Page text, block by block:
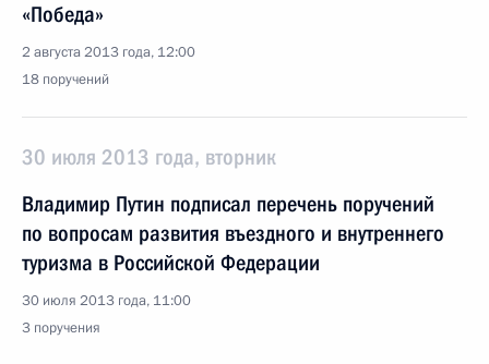
«Победа»
2 августа 2013 года, 12:00
18 поручений
30 июля 2013 года, вторник
Владимир Путин подписал перечень поручений
по вопросам развития въездного и внутреннего
туризма в Российской Федерации
30 июля 2013 года, 11:00
3 поручения